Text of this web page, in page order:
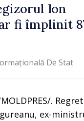
Ion
fi împlinit
De Stat
.
ex-